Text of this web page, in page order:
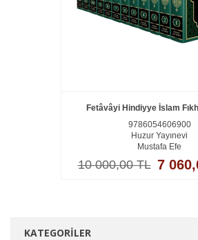
Fetâvâyi Hindiyye İslam
9786054606900
Huzur Yayınevi
Mustafa Efe
10 000,00 TL 7
KATEGORILER